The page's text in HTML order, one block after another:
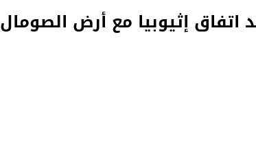
إثيوبيا مع أرض الصومال